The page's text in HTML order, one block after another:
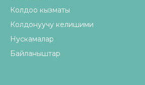
Колдоо кызматы
Колдонуучу келишими
Нускамалар
Байланыштар